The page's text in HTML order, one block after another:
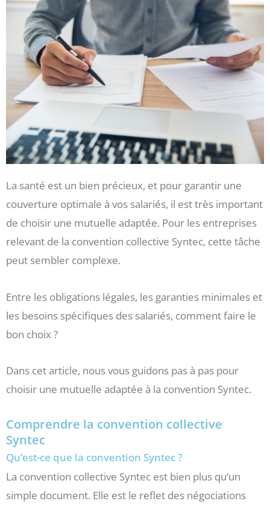
La santé est un bien précieux, et pour garantir une
couverture optimale à vos salariés, il est très important
de choisir une mutuelle adaptée. Pour les entreprises
relevant de la convention collective Syntec, cette tâche
peut sembler complexe.
Entre les obligations légales, les garanties minimales et
les besoins spécifiques des salariés, comment faire le
bon choix ?
Dans cet article, nous vous guidons pas à pas pour
choisir une mutuelle adaptée à la convention Syntec.
Comprendre la convention collective
Syntec
Qu’est-ce que la convention Syntec ?
La convention collective Syntec est bien plus qu’un
simple document. Elle est le reflet des négociations